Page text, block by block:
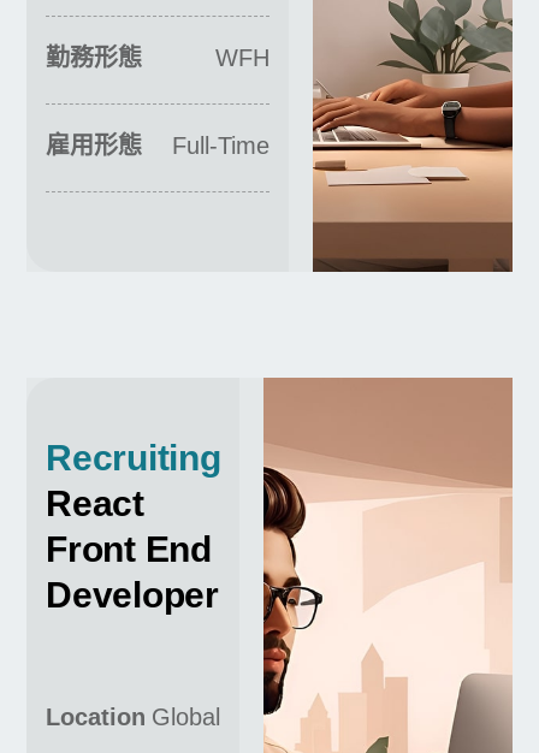
勤務形態 WFH
雇用形態 Full-Time
Recruiting
React
Front End
Developer
Location Global